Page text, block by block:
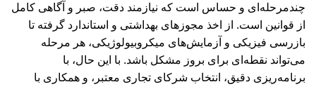
چندمرحله‌ای و حساس است که نیازمند دقت، صبر و آگاهی کامل
از قوانین است. از اخذ مجوزهای بهداشتی و استاندارد گرفته تا
بازرسی فیزیکی و آزمایش‌های میکروبیولوژیکی، هر مرحله
می‌تواند نقطه‌ای برای بروز مشکل باشد. با این حال، با
برنامه‌ریزی دقیق، انتخاب شرکای تجاری معتبر، و همکاری با